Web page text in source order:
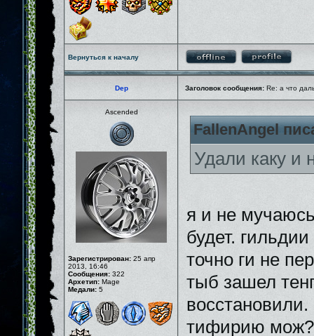
Вернуться к началу
Dep Заголовок сообщения: Re: а что
Ascended
Зарегистрирован: 25 апр
2013, 16:46
Сообщения: 322
Архетип: Mage
Медали: 5
FallenAngel
Удали каку и
я и не
будет.
точно ги не
тыб зашел
тифирию мож?